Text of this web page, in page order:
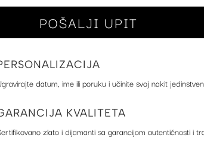
POŠALJI UPIT
datum, ime ili poruku i učinite svoj nakit
KVALITETA
zlato i dijamanti sa garancijom autentičnosti i